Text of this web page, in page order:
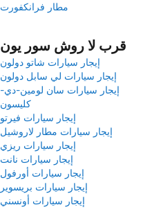
مطار فرانكفورت
قرب لا روش سور يون
إيجار سيارات شاتو دولون
إيجار سيارات لي سابل دولون
إيجار سيارات سان لومين-دي-
كليسون
إيجار سيارات فيرتو
إيجار سيارات مطار لاروشيل
إيجار سيارات ريزي
إيجار سيارات نانت
إيجار سيارات أورفول
إيجار سيارات بريسوير
إيجار سيارات أونسني